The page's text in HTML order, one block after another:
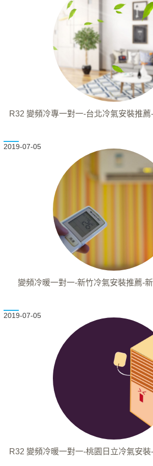
R32 變頻冷專一對一-台北冷氣安裝推
2019-07-05
變頻冷暖一對一-新竹冷氣安裝推薦-
2019-07-05
R32 變頻冷暖一對一-桃園日立冷氣安